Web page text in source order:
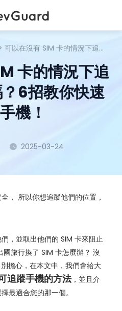
可以在沒有 SIM 卡的情況下追蹤手機位置嗎？6招教你快速追蹤手機！
卡的情況下追
6招教你快速
機！
2025-03-24
， 所以你想追蹤他們的位置，
，並取出他們的 SIM 卡來阻止
旅行換了 SIM 卡怎麼辦？ 沒
擔心，在本文中，我們會給大
追蹤手機的方法，並且介
最適合您的那一個。